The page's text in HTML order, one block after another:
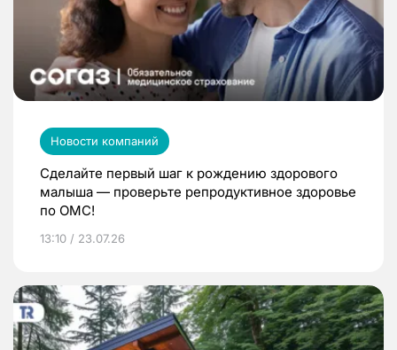
Новости компаний
Сделайте первый шаг к рождению здорового
малыша — проверьте репродуктивное здоровье
по ОМС!
13:10 / 23.07.26